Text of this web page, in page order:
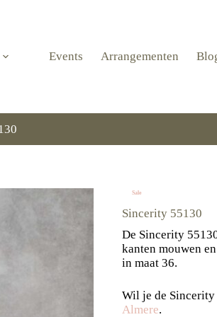
Events Arrangementen
Sale
Sincerity 55130
De Sincerity
kanten mouwen
in maat 36.
Wil je de Sincerity
Almere.